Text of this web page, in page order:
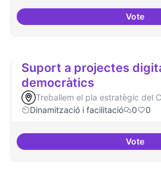
Vote
Suport a projectes
democràtics
Treballem el pla estratègic del
Dinamització i facilitació
0 0
Vote